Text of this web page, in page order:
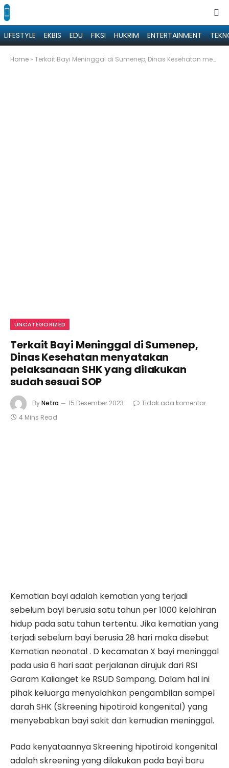
LIFESTYLE EKBIS EDU FIKSI HUKRIM ENTERTAINMENT
Home » Terkait Bayi Meninggal di Sumenep, Dinas Kesehatan menyatakan pelaksanaan SHK yang dilakukan sudah sesuai SOP
UNCATEGORIZED
Terkait Bayi Meninggal di Sumenep,
Dinas Kesehatan menyatakan
pelaksanaan SHK yang dilakukan
sudah sesuai SOP
ByNetra 15 Desember 2023
Tidak ada komentar
4 Mins Read
Kematian bayi adalah kematian yang terjadi
sebelum bayi berusia satu tahun per 1000 kelahiran
hidup pada satu tahun tertentu. Jika kematian yang
terjadi sebelum bayi berusia 28 hari maka disebut
Kematian neonatal . D kecamatan X bayi meninggal
pada usia 6 hari saat perjalanan dirujuk dari RSI
Garam Kalianget ke RSUD Sampang. Dalam hal ini
pihak keluarga menyalahkan pengambilan sampel
darah SHK (Skreening hipotiroid kongenital) yang
menyebabkan bayi sakit dan kemudian meninggal.
Pada kenyataannya Skreening hipotiroid kongenital
adalah skreening yang dilakukan pada bayi baru